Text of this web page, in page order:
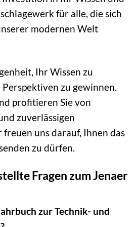
für alle, die sich
modernen Welt
Ihr Wissen zu
zu gewinnen.
profitieren Sie von
zuverlässigen
uns darauf, Ihnen das
zu dürfen.
Fragen zum Jenaer
zur Technik- und